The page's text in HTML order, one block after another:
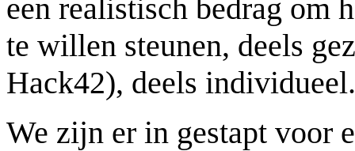
een realistisch bedrag om
te willen steunen, deels
Hack42), deels individueel.
We zijn er in gestapt voor